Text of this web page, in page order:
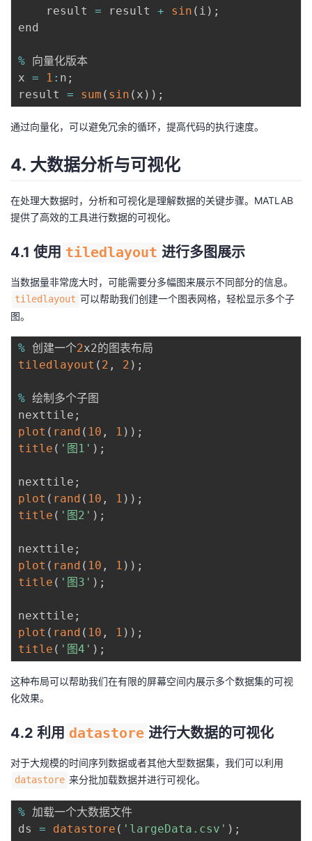
    result
= result + sin ( i ) ;
end
% 向量化版本
x = 1 : n ;
result = sum ( sin ( x ) ) ;
通过向量化，可以避免冗余的循环，提高代码的执行速度。
4. 大数据分析与可视化
在处理大数据时，分析和可视化是理解数据的关键步骤。MATLAB
提供了高效的工具进行数据的可视化。
4.1 使用 tiledlayout 进行多图展示
当数据量非常庞大时，可能需要分多幅图来展示不同部分的信息。
tiledlayout 可以帮助我们创建一个图表网格，轻松显示多个子
图。
% 创建一个2
tiledlayout ( 2 , 2 ) ;
% 绘制多个子图
nexttile ;
plot ( rand ( 10 , 1 ) ) ;
title ( '图1' ) ;
nexttile ;
plot ( rand ( 10 , 1 ) ) ;
title ( '图2' ) ;
nexttile ;
plot ( rand ( 10 , 1 ) ) ;
title ( '图3' ) ;
nexttile ;
plot ( rand ( 10 , 1 ) ) ;
title ( '图4' ) ;
这种布局可以帮助我们在有限的屏幕空间内展示多个数据集的可视
化效果。
4.2 利用 datastore 进行大数据的可视化
对于大规模的时间序列数据或者其他大型数据集，我们可以利用
datastore 来分批加载数据并进行可视化。
% 加载一个大数据文件
ds = datastore ( 'largeData.csv' ) ;